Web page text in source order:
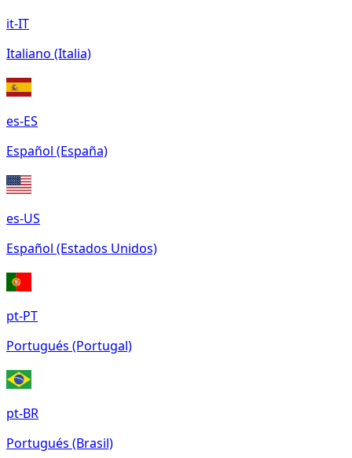
it-IT
Italiano (Italia)
es-ES
Español (España)
es-US
Español (Estados Unidos)
pt-PT
Portugués (Portugal)
pt-BR
Portugués (Brasil)